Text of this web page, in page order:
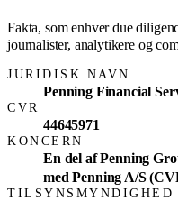
Fakta, som enhver due
journalister, analytikere og
JURIDISK NAVN
Penning Financial
CVR
44645971
KONCERN
En del af Penning
med Penning A/S
TILSYNSMYNDIGHED